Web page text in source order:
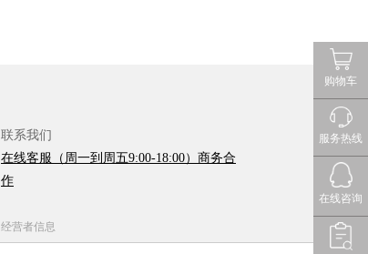
购物车
服务热线
在线咨询
联系我们
在线客服（周一到周五9:00-18:00）商务合
作
经营者信息